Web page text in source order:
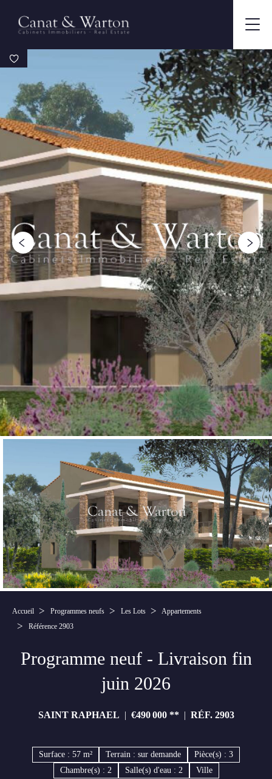
Accueil Programmes neufs Les Lots
Appartements
Référence 2903
Programme neuf - Livraison fin
juin 2026
SAINT RAPHAEL €490 000** RÉF. 2903
Surface : 57 m² Terrain : sur demande
Pièce(s) : 3
Chambre(s) : 2
Salle(s) d'eau : 2 Ville